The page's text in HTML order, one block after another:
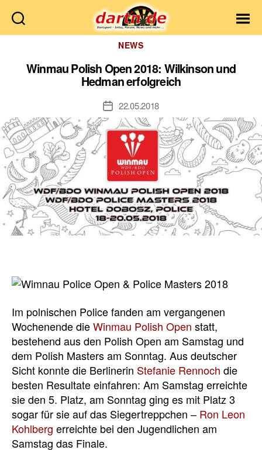
Dartn.de
Kategorien
NEWS
Winmau Polish Open 2018: Wilkinson und
Hedman erfolgreich
Veröffentlichungsdatum
22.05.2018
Im polnischen Police fanden am vergangenen
Wochenende dieWinmau Polish Open statt,
bestehend aus den Polish Open am Samstag und
dem Polish Masters am Sonntag. Aus deutscher
Sicht konnte die Berlinerin Stefanie Rennoch die
besten Resultate einfahren: Am Samstag erreichte
sie den 5. Platz, am Sonntag ging es mit Platz 3
sogar für sie auf das Siegertreppchen – Ron Leon
Kohlberg erreichte bei den Jugendlichen am
Samstag das Finale.